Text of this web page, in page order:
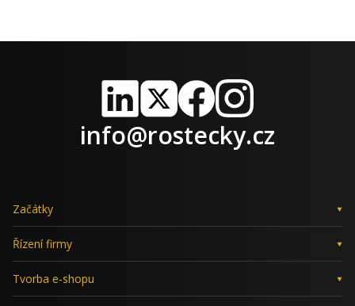
LinkedIn
X FacebookInstagram
info@rostecky.cz
Začátky
Řízení firmy
Tvorba e-shopu